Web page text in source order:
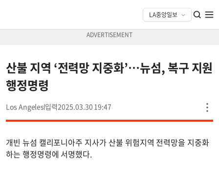
산불 지역 ‘전력망 지중화’…뉴섬, 복구 지원
행정명령
Los Angeles 2025.03.30 19:47
개빈 뉴섬 캘리포니아주 지사가 산불 위험지역 전력망을 지중화
하는 행정명령에 서명했다.